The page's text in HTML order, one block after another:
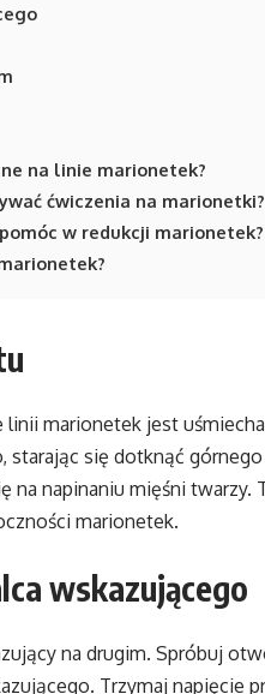
na linie marionetek?
ćwiczenia na marionetki?
w redukcji marionetek?
linii marionetek jest
starając się dotknąć
napinaniu mięśni twarzy.
marionetek.
wskazującego
na drugim. Spróbuj
Trzymaj napięcie